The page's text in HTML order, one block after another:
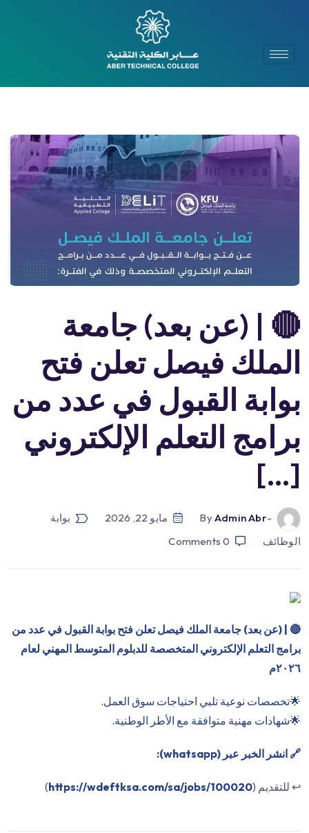
🔴 | (عن بعد) جامعة
الملك فيصل تعلن فتح
بوابة القبول في عدد من
برامج التعلم الإلكتروني
[…]
-by
Admin Abr مايو 22, 2026
بوابة
الوظائف
0
Comments
🔴 | (عن بعد) جامعة الملك فيصل تعلن فتح بوابة القبول في عدد من
برامج التعلم الإلكتروني المتخصصة للدبلوم المتوسط المهني لعام
٢٠٢٦م
🌟تخصصات نوعية تلبي احتياجات سوق العمل.
🌟شهادات مهنية متوافقة مع الأطر الوطنية.
🔗 انشر الخبر عبر (whatsapp):
↩️ للتقديم (https://wdeftksa.com/sa/jobs/100020
)